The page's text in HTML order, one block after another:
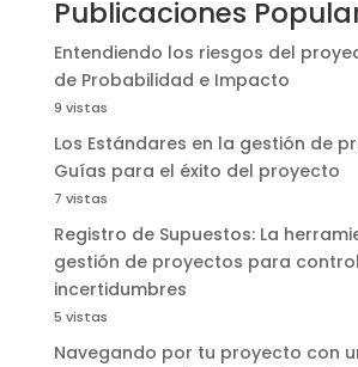
Publicaciones
Entendiendo los riesgos del
de Probabilidad e Impacto
9 vistas
Los Estándares en la gestión de
Guías para el éxito del proyecto
7 vistas
Registro de Supuestos: La
gestión de proyectos para
incertidumbres
5 vistas
Navegando por tu proyecto con